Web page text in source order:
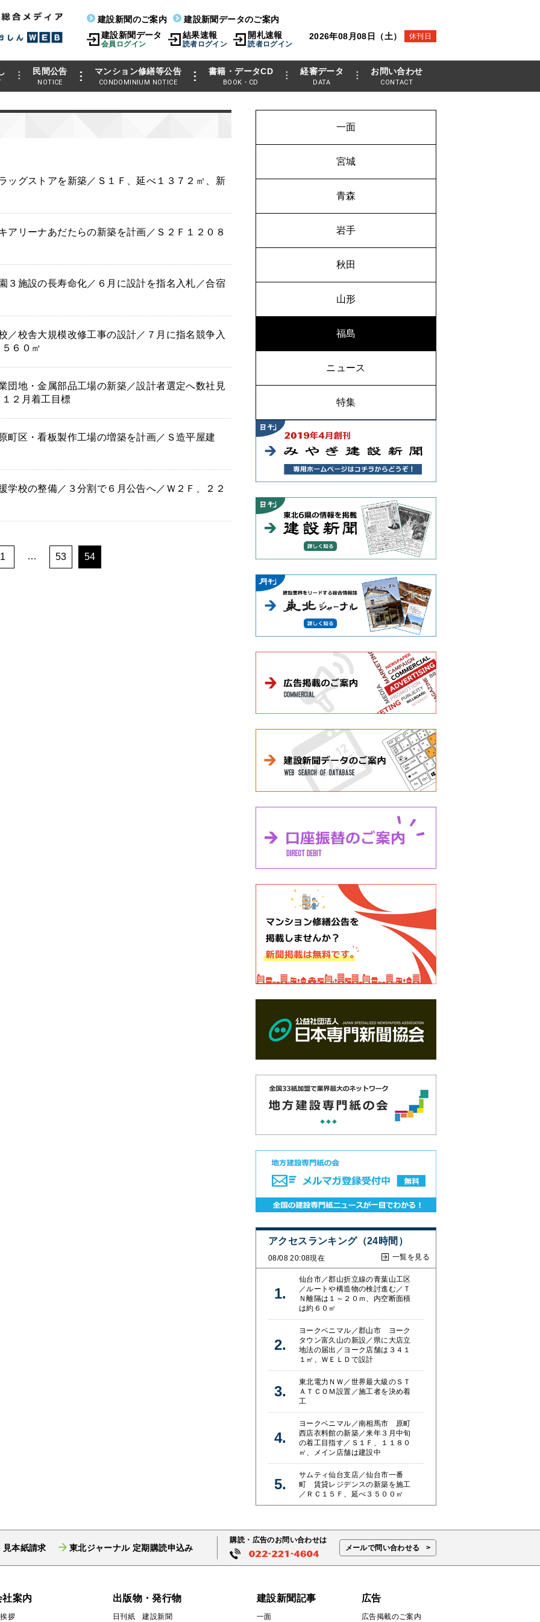
2026年08月08日（土） 休刊日
建設新聞のご案内
建設新聞データのご案内
建設新聞データ
会員ログイン
結果速報
読者ログイン
開札速報
読者ログイン
民間公告
NOTICE
マンション修繕等公告
CONDOMINIUM NOTICE
書籍・データCD
BOOK・CD
経審データ
DATA
お問い合わせ
CONTACT
ッグストアを新築／Ｓ１Ｆ、延べ１３７２㎡、新
アリーナあだたらの新築を計画／Ｓ２Ｆ１２０８
３施設の長寿命化／６月に設計を指名入札／合宿
／校舎大規模改修工事の設計／７月に指名競争入
６０㎡
団地・金属部品工場の新築／設計者選定へ数社見
２月着工目標
町区・看板製作工場の増築を計画／Ｓ造平屋建
学校の整備／３分割で６月公告へ／Ｗ２Ｆ、２２
1 … 53 54
一面
宮城
青森
岩手
秋田
山形
福島
ニュース
特集
アクセスランキング（24時間）
08/08 20:08現在 一覧を見る
仙台市／郡山折立線の青葉山工区
／ルートや構造物の検討進む／Ｔ
Ｎ離隔は１～２０ｍ、内空断面積
は約６０㎡
ヨークベニマル／郡山市 ヨーク
タウン富久山の新設／県に大店立
地法の届出／ヨーク店舗は３４１
１㎡、ＷＥＬＤで設計
東北電力ＮＷ／世界最大級のＳＴ
ＡＴＣＯＭ設置／施工者を決め着
工
ヨークベニマル／南相馬市 原町
西店衣料館の新築／来年３月中旬
の着工目指す／Ｓ１Ｆ、１１８０
㎡、メイン店舗は建設中
サムティ仙台支店／仙台市一番
町 賃貸レジデンスの新築を施工
／ＲＣ１５Ｆ、延べ３５００㎡
見本紙請求 東北ジャーナル 定期購読申込み
購読・広告のお問い合わせは
メールで問い合わせる
社案内
拶
出版物・発行物
日刊紙 建設新聞
建設新聞記事
一面
広告
広告掲載のご案内